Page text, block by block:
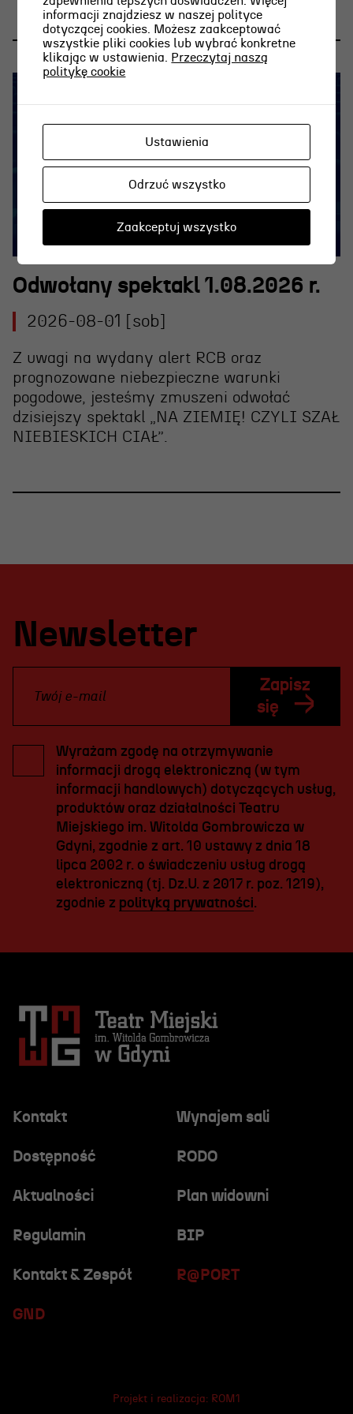
Odwołany spektakl 1.08.2026 r.
2026-08-01 [sob]
Z uwagi na wydany alert RCB oraz
prognozowane niebezpieczne warunki
pogodowe, jesteśmy zmuszeni odwołać
dzisiejszy spektakl „NA ZIEMIĘ! CZYLI SZAŁ
NIEBIESKICH CIAŁ”.
Newsletter
Zapisz
się
Wyrażam zgodę na otrzymywanie
informacji drogą elektroniczną (w tym
informacji handlowych) dotyczących usług,
produktów oraz działalności Teatru
Miejskiego im. Witolda Gombrowicza w
Gdyni, zgodnie z art. 10 ustawy z dnia 18
lipca 2002 r. o świadczeniu usług drogą
elektroniczną (tj. Dz.U. z 2017 r. poz. 1219),
zgodnie z polityką prywatności.
Kontakt Wynajem sali
Dostępność RODO
R@PORT
Aktualności Plan widowni
Regulamin BIP
GND
Kontakt & Zespół
Projekt i realizacja: ROM1
informacji znajdziesz w naszej polityce
dotyczącej cookies. Możesz zaakceptować
wszystkie pliki cookies lub wybrać konkretne
klikając w ustawienia. Przeczytaj naszą
politykę cookie
Ustawienia
Odrzuć wszystko
Zaakceptuj wszystko